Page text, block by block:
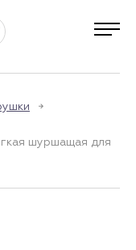
шуршащая для